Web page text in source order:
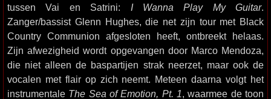
tussen Vai en Satrini: I Wanna Play My Guitar.
Zanger/bassist Glenn Hughes, die net zijn tour met Black
Country Communion afgesloten heeft, ontbreekt helaas.
Zijn afwezigheid wordt opgevangen door Marco Mendoza,
die niet alleen de baspartijen strak neerzet, maar ook de
vocalen met flair op zich neemt. Meteen daarna volgt het
instrumentale The Sea of Emotion, Pt. 1, waarmee de toon